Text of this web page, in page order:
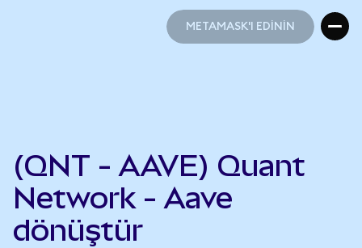
METAMASK'I EDİNİN
(QNT - AAVE) Quant
Network - Aave
dönüştür